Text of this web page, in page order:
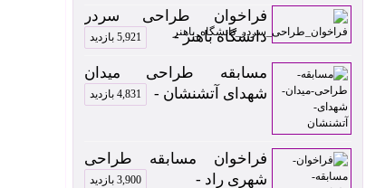
فراخوان طراحی سردر
دانشگاه باهنر -
5,921 بازدید
مسابقه طراحی میدان
شهدای آتشنشان -
4,831 بازدید
فراخوان مسابقه طراحی
شهری راد -
3,900 بازدید